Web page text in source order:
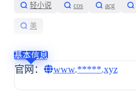
轻小说 cos acg
美
基本信息
官网： www.*****.xyz